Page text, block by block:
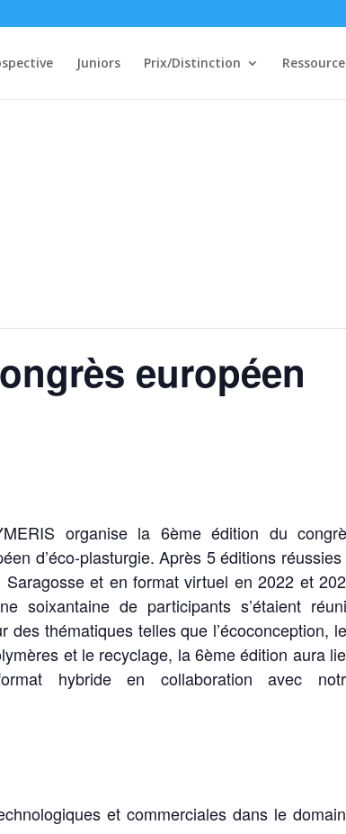
Juniors Prix/Distinction
européen
organise la 6ème édition du
d’éco-plasturgie. Après 5 éditions réussies
Saragosse et en format virtuel en 2022 et
soixantaine de participants s’étaient
des thématiques telles que l’écoconception,
et le recyclage, la 6ème édition aura
hybride en collaboration avec
et commerciales dans le